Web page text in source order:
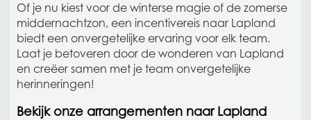
Of je nu kiest voor de winterse magie of de zomerse
middernachtzon, een incentivereis naar Lapland
biedt een onvergetelijke ervaring voor elk team.
Laat je betoveren door de wonderen van Lapland
en creëer samen met je team onvergetelijke
herinneringen!
Bekijk onze arrangementen naar Lapland